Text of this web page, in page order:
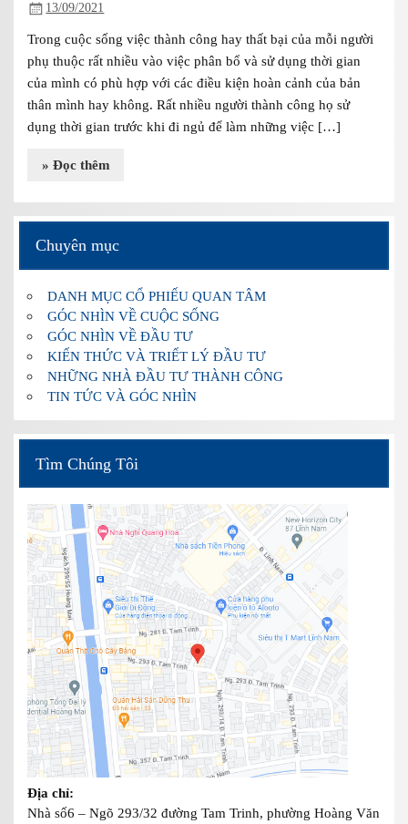
13/09/2021
Trong cuộc sống việc thành công hay thất bại của mỗi người
phụ thuộc rất nhiều vào việc phân bổ và sử dụng thời gian
của mình có phù hợp với các điều kiện hoàn cảnh của bản
thân mình hay không. Rất nhiều người thành công họ sử
dụng thời gian trước khi đi ngủ để làm những việc […]
» Đọc thêm
Chuyên mục
DANH MỤC CỔ PHIẾU QUAN TÂM
GÓC NHÌN VỀ CUỘC SỐNG
GÓC NHÌN VỀ ĐẦU TƯ
KIẾN THỨC VÀ TRIẾT LÝ ĐẦU TƯ
NHỮNG NHÀ ĐẦU TƯ THÀNH CÔNG
TIN TỨC VÀ GÓC NHÌN
Tìm Chúng Tôi
Địa chỉ:
Nhà số6 – Ngõ 293/32 đường Tam Trinh, phường Hoàng Văn